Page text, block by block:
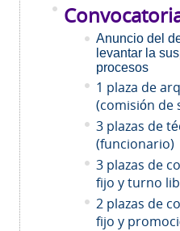
Anuncio del
levantar la
procesos
1 plaza de
(comisión de
3 plazas de
(funcionario)
3 plazas de
fijo y turno
2 plazas de
fijo y